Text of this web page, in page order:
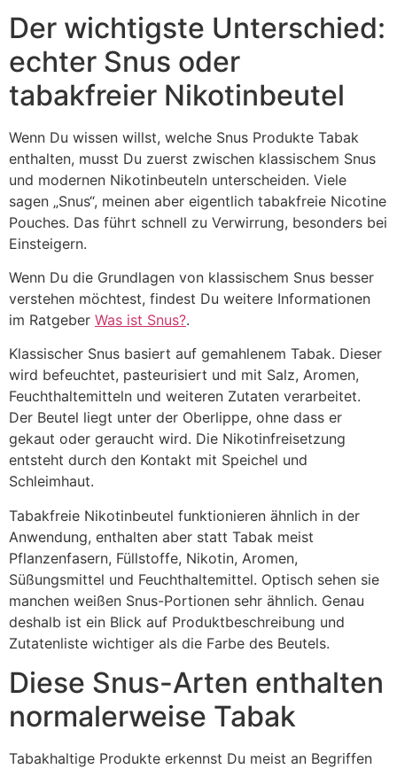
Der wichtigste Unterschied:
echter Snus oder
tabakfreier Nikotinbeutel
Wenn Du wissen willst, welche Snus Produkte Tabak
enthalten, musst Du zuerst zwischen klassischem Snus
und modernen Nikotinbeuteln unterscheiden. Viele
sagen „Snus“, meinen aber eigentlich tabakfreie Nicotine
Pouches. Das führt schnell zu Verwirrung, besonders bei
Einsteigern.
Wenn Du die Grundlagen von klassischem Snus besser
verstehen möchtest, findest Du weitere Informationen
im Ratgeber Was ist Snus?.
Klassischer Snus basiert auf gemahlenem Tabak. Dieser
wird befeuchtet, pasteurisiert und mit Salz, Aromen,
Feuchthaltemitteln und weiteren Zutaten verarbeitet.
Der Beutel liegt unter der Oberlippe, ohne dass er
gekaut oder geraucht wird. Die Nikotinfreisetzung
entsteht durch den Kontakt mit Speichel und
Schleimhaut.
Tabakfreie Nikotinbeutel funktionieren ähnlich in der
Anwendung, enthalten aber statt Tabak meist
Pflanzenfasern, Füllstoffe, Nikotin, Aromen,
Süßungsmittel und Feuchthaltemittel. Optisch sehen sie
manchen weißen Snus-Portionen sehr ähnlich. Genau
deshalb ist ein Blick auf Produktbeschreibung und
Zutatenliste wichtiger als die Farbe des Beutels.
Diese Snus-Arten enthalten
normalerweise Tabak
Tabakhaltige Produkte erkennst Du meist an Begriffen